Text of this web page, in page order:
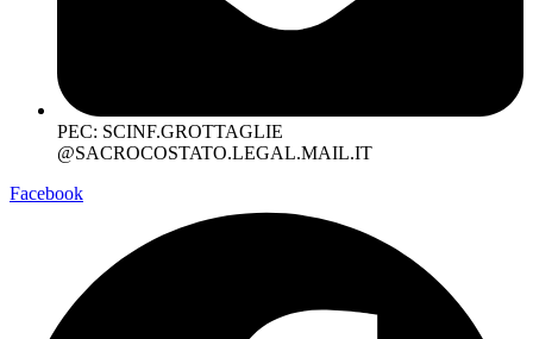
PEC: SCINF.GROTTAGLIE
@SACROCOSTATO.LEGAL.MAIL.IT
Facebook